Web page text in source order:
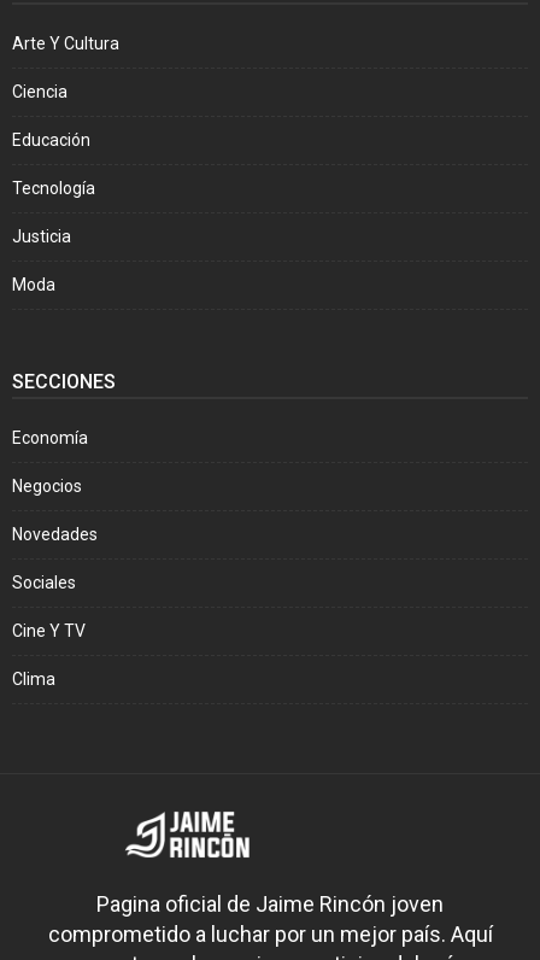
Arte Y Cultura
Ciencia
Educación
Tecnología
Justicia
Moda
SECCIONES
Economía
Negocios
Novedades
Sociales
Cine Y TV
Clima
Pagina oficial de Jaime Rincón joven
comprometido a luchar por un mejor país. Aquí